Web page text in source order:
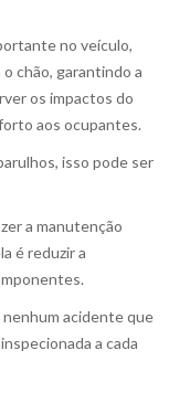
no veículo,
chão, garantindo a
os impactos do
aos ocupantes.
isso pode ser
a manutenção
é reduzir a
acidente que
a cada